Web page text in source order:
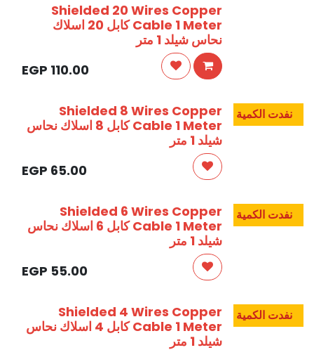
Shielded 20 Wires Copper
Cable 1 Meter كابل 20 اسلاك
نحاس شيلد 1 متر
110.00
نفدت الكمية
Shielded 8 Wires Copper
Cable 1 Meter كابل 8 اسلاك نحاس
شيلد 1 متر
65.00
نفدت الكمية
Shielded 6 Wires Copper
Cable 1 Meter كابل 6 اسلاك نحاس
شيلد 1 متر
55.00
نفدت الكمية
Shielded 4 Wires Copper
Cable 1 Meter كابل 4 اسلاك نحاس
شيلد 1 متر